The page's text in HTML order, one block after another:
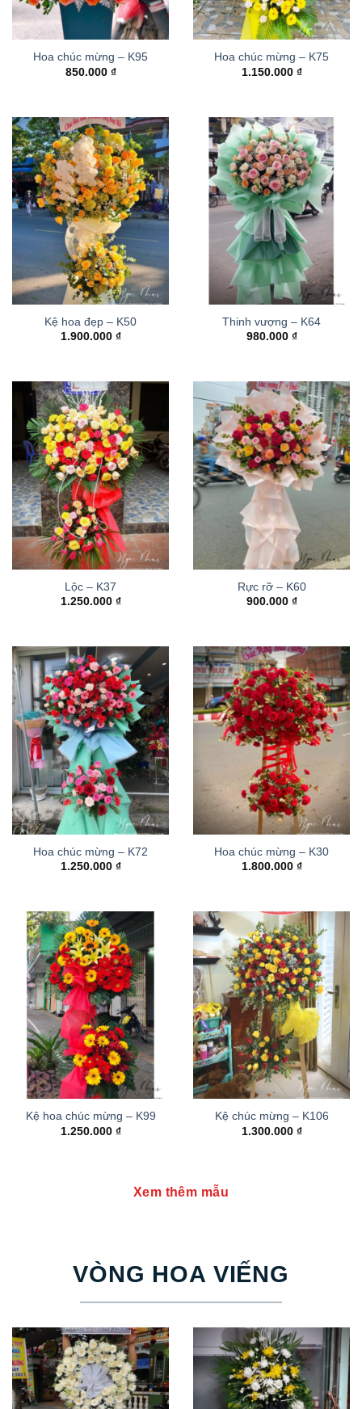
Hoa chúc mừng – K95
850.000 ₫
Hoa chúc mừng – K75
1.150.000 ₫
Kệ hoa đẹp – K50
1.900.000 ₫
Thinh vượng – K64
980.000 ₫
Lộc – K37
1.250.000 ₫
Rực rỡ – K60
900.000 ₫
Hoa chúc mừng – K72
1.250.000 ₫
Hoa chúc mừng – K30
1.800.000 ₫
Kệ hoa chúc mừng – K99
1.250.000 ₫
Kệ chúc mừng – K106
1.300.000 ₫
Xem thêm mẫu
VÒNG HOA VIẾNG